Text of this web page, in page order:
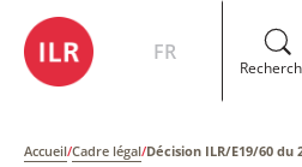
FR
Accueil/Cadre légal/Décision ILR/E19/60 du